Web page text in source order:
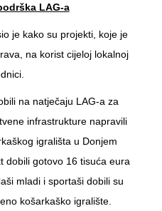
LAG-a
je kako su projekti, koje je
na korist cijeloj lokalnoj
na natječaju LAG-a za
infrastrukture napravili
igrališta u Donjem
dobili gotovo 16 tisuća eura
mladi i sportaši dobili su
košarkaško igralište.